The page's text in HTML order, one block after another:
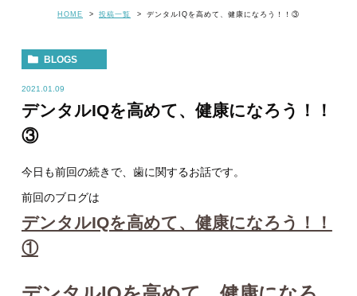
HOME 投稿一覧 デンタルIQを高めて、健康になろう！！③
BLOGS
2021.01.09
デンタルIQを高めて、健康になろう！！
③
今日も前回の続きで、歯に関するお話です。
前回のブログは
デンタルIQを高めて、健康になろう！！
①